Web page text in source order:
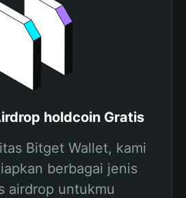
holdcoin Gratis
Bitget Wallet, kami
berbagai jenis
airdrop untukmu